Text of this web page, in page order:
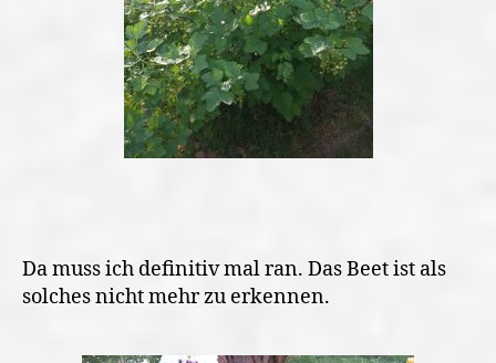
Da muss ich definitiv mal ran. Das Beet ist als
solches nicht mehr zu erkennen.